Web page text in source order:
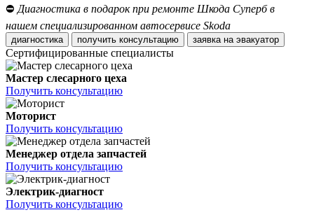
⛔ Диагностика в подарок при ремонте Шкода Суперб в
нашем специализированном автосервисе Skoda
диагностика получить консультацию заявка на эвакуатор
Сертифицированные специалисты
Мастер слесарного цеха
Получить консультацию
Моторист
Получить консультацию
Менеджер отдела запчастей
Получить консультацию
Электрик-диагност
Получить консультацию